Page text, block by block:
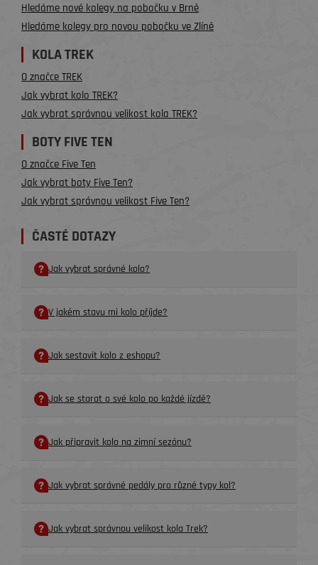
Hledáme nové kolegy na pobočku v Brně
Hledáme kolegy pro novou pobočku ve Zlíně
KOLA TREK
O značce TREK
Jak vybrat kolo TREK?
Jak vybrat správnou velikost kola TREK?
BOTY FIVE TEN
O značce Five Ten
Jak vybrat boty Five Ten?
Jak vybrat správnou velikost Five Ten?
ČASTÉ DOTAZY
Jak vybrat správné kolo?
V jakém stavu mi kolo příjde?
Jak sestavit kolo z eshopu?
Jak se starat o své kolo po každé jízdě?
Jak připravit kolo na zimní sezónu?
Jak vybrat správné pedály pro různé typy kol?
Jak vybrat správnou velikost kola Trek?